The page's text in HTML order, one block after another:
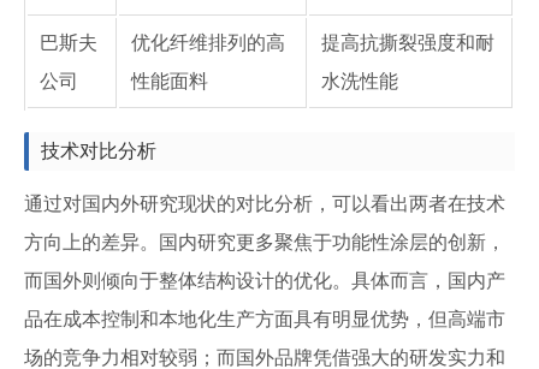
巴斯夫
公司
优化纤维排列的高
性能面料
提高抗撕裂强度和耐
水洗性能
技术对比分析
通过对国内外研究现状的对比分析，可以看出两者在技术
方向上的差异。国内研究更多聚焦于功能性涂层的创新，
而国外则倾向于整体结构设计的优化。具体而言，国内产
品在成本控制和本地化生产方面具有明显优势，但高端市
场的竞争力相对较弱；而国外品牌凭借强大的研发实力和